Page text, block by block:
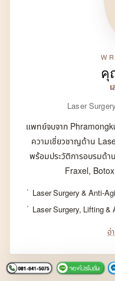
คุ
Laser
แพทย์จบจาก
ความเชี่ยวชาญด้าน
พร้อมประวัติการอบรมด้
Fraxel,
Laser Surgery & Anti-
Laser Surgery, Lifting &
อ่